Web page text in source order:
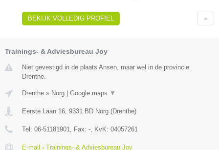
BEKIJK VOLLEDIG PROFIEL
Trainings- & Adviesbureau Joy
Niet gevestigd in de plaats Ansen, maar wel in de provincie
Drenthe.
Drenthe » Norg Google maps ▼
Eerste Laan 16, 9331 BD Norg (Drenthe)
Tel: 06-51181901, Fax: -, KvK: 04057261
E-mail › Trainings- & Adviesbureau Joy